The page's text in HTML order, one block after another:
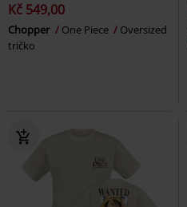
Kč 549,00
Chopper One Piece
Oversized
tričko